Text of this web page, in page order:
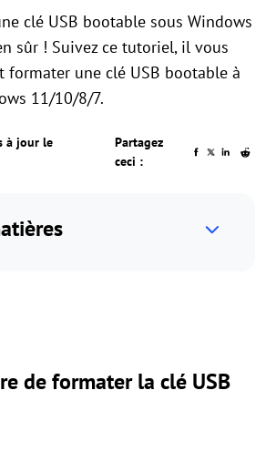
clé USB bootable sous Windows
sûr ! Suivez ce tutoriel, il vous
formater une clé USB bootable à
11/10/8/7.
à jour le
Partagez
ceci :
de formater la clé USB